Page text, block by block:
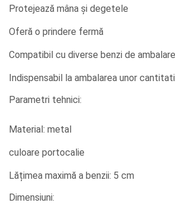
Protejează mâna și degetele
Oferă o prindere fermă
Compatibil cu diverse benzi de ambalare
Indispensabil la ambalarea unor
Parametri tehnici:
Material: metal
culoare portocalie
Lățimea maximă a benzii: 5 cm
Dimensiuni: